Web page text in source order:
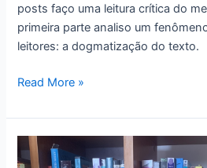
posts faço uma leitura crítica do
primeira parte analiso um
leitores: a dogmatização do texto.
Eu
o
“Clean
Code”
Read More »